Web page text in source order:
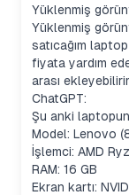
Yüklenmiş
Yüklenmiş
satıcağım
fiyata yardım
arası
ChatGPT:
Şu anki
Model: Lenovo
İşlemci: AMD
RAM: 16 GB
Ekran kartı: